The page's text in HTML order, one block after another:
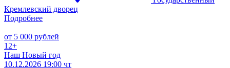
Кремлевский дворец
Подробнее
от 5 000 рублей
12+
Наш Новый год
10.12.2026 19:00 чт